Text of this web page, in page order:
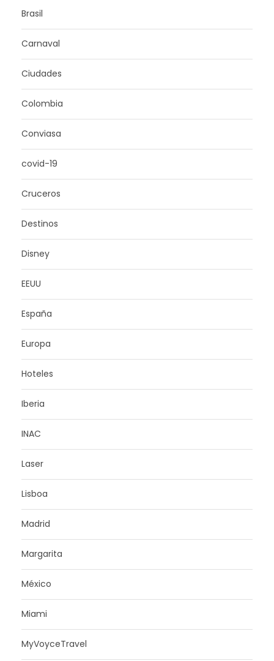
Brasil
Carnaval
Ciudades
Colombia
Conviasa
covid-19
Cruceros
Destinos
Disney
EEUU
España
Europa
Hoteles
Iberia
INAC
Laser
Lisboa
Madrid
Margarita
México
Miami
MyVoyceTravel